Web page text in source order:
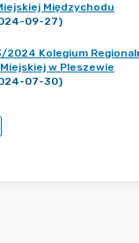
Międzychodu
09-27)
2024 Kolegium
w Pleszewie
07-30)